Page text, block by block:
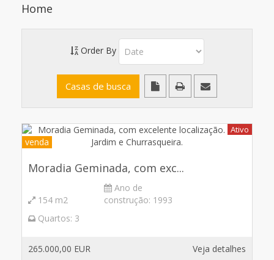
Home
Order By
Ativo
venda
Moradia Geminada, com exc...
154 m2
Ano de
construção: 1993
Quartos: 3
265.000,00 EUR Veja detalhes